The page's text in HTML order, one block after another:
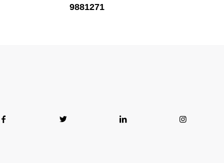
9881271